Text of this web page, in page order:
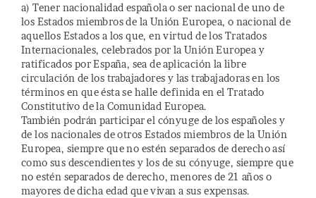
a) Tener nacionalidad española o ser nacional de uno de
los Estados miembros de la Unión Europea, o nacional de
aquellos Estados a los que, en virtud de los Tratados
Internacionales, celebrados por la Unión Europea y
ratificados por España, sea de aplicación la libre
circulación de los trabajadores y las trabajadoras en los
términos en que ésta se halle definida en el Tratado
Constitutivo de la Comunidad Europea.
También podrán participar el cónyuge de los españoles y
de los nacionales de otros Estados miembros de la Unión
Europea, siempre que no estén separados de derecho así
como sus descendientes y los de su cónyuge, siempre que
no estén separados de derecho, menores de 21 años o
mayores de dicha edad que vivan a sus expensas.